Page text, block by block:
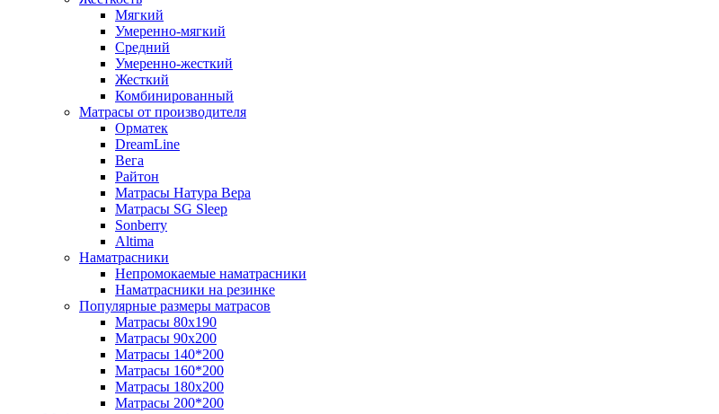
Мягкий
Умеренно-мягкий
Средний
Умеренно-жесткий
Жесткий
Комбинированный
Матрасы от производителя
Орматек
DreamLine
Вега
Райтон
Матрасы Натура Вера
Матрасы SG Sleep
Sonberry
Altima
Наматрасники
Непромокаемые наматрасники
Наматрасники на резинке
Популярные размеры матрасов
Матрасы 80x190
Матрасы 90x200
Матрасы 140*200
Матрасы 160*200
Матрасы 180x200
Матрасы 200*200